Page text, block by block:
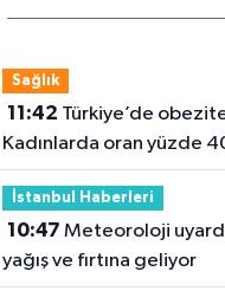
Sağlık
11:42
Kadınlarda oran yüzde
İstanbul Haberleri
10:47
yağış ve fırtına geliyor